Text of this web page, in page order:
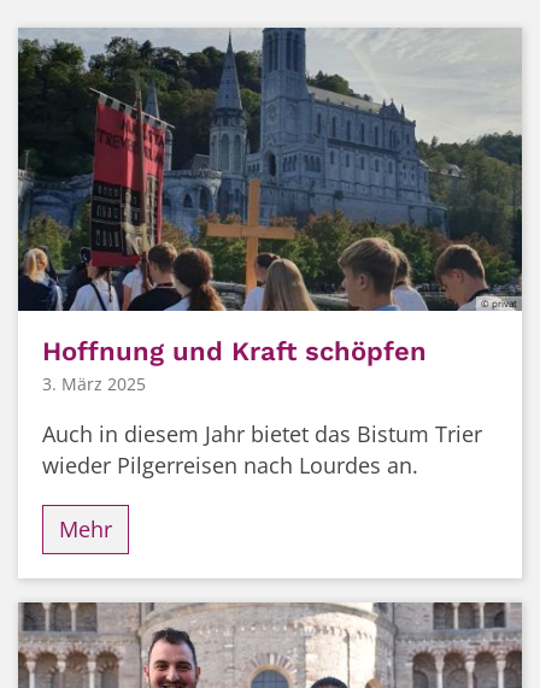
© privat
Hoffnung und Kraft schöpfen
3. März 2025
Auch in diesem Jahr bietet das Bistum Trier
wieder Pilgerreisen nach Lourdes an.
Mehr